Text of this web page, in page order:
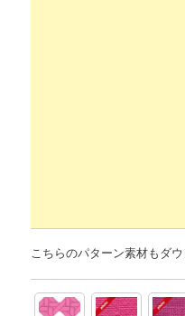
こちらのパターン素材もダ